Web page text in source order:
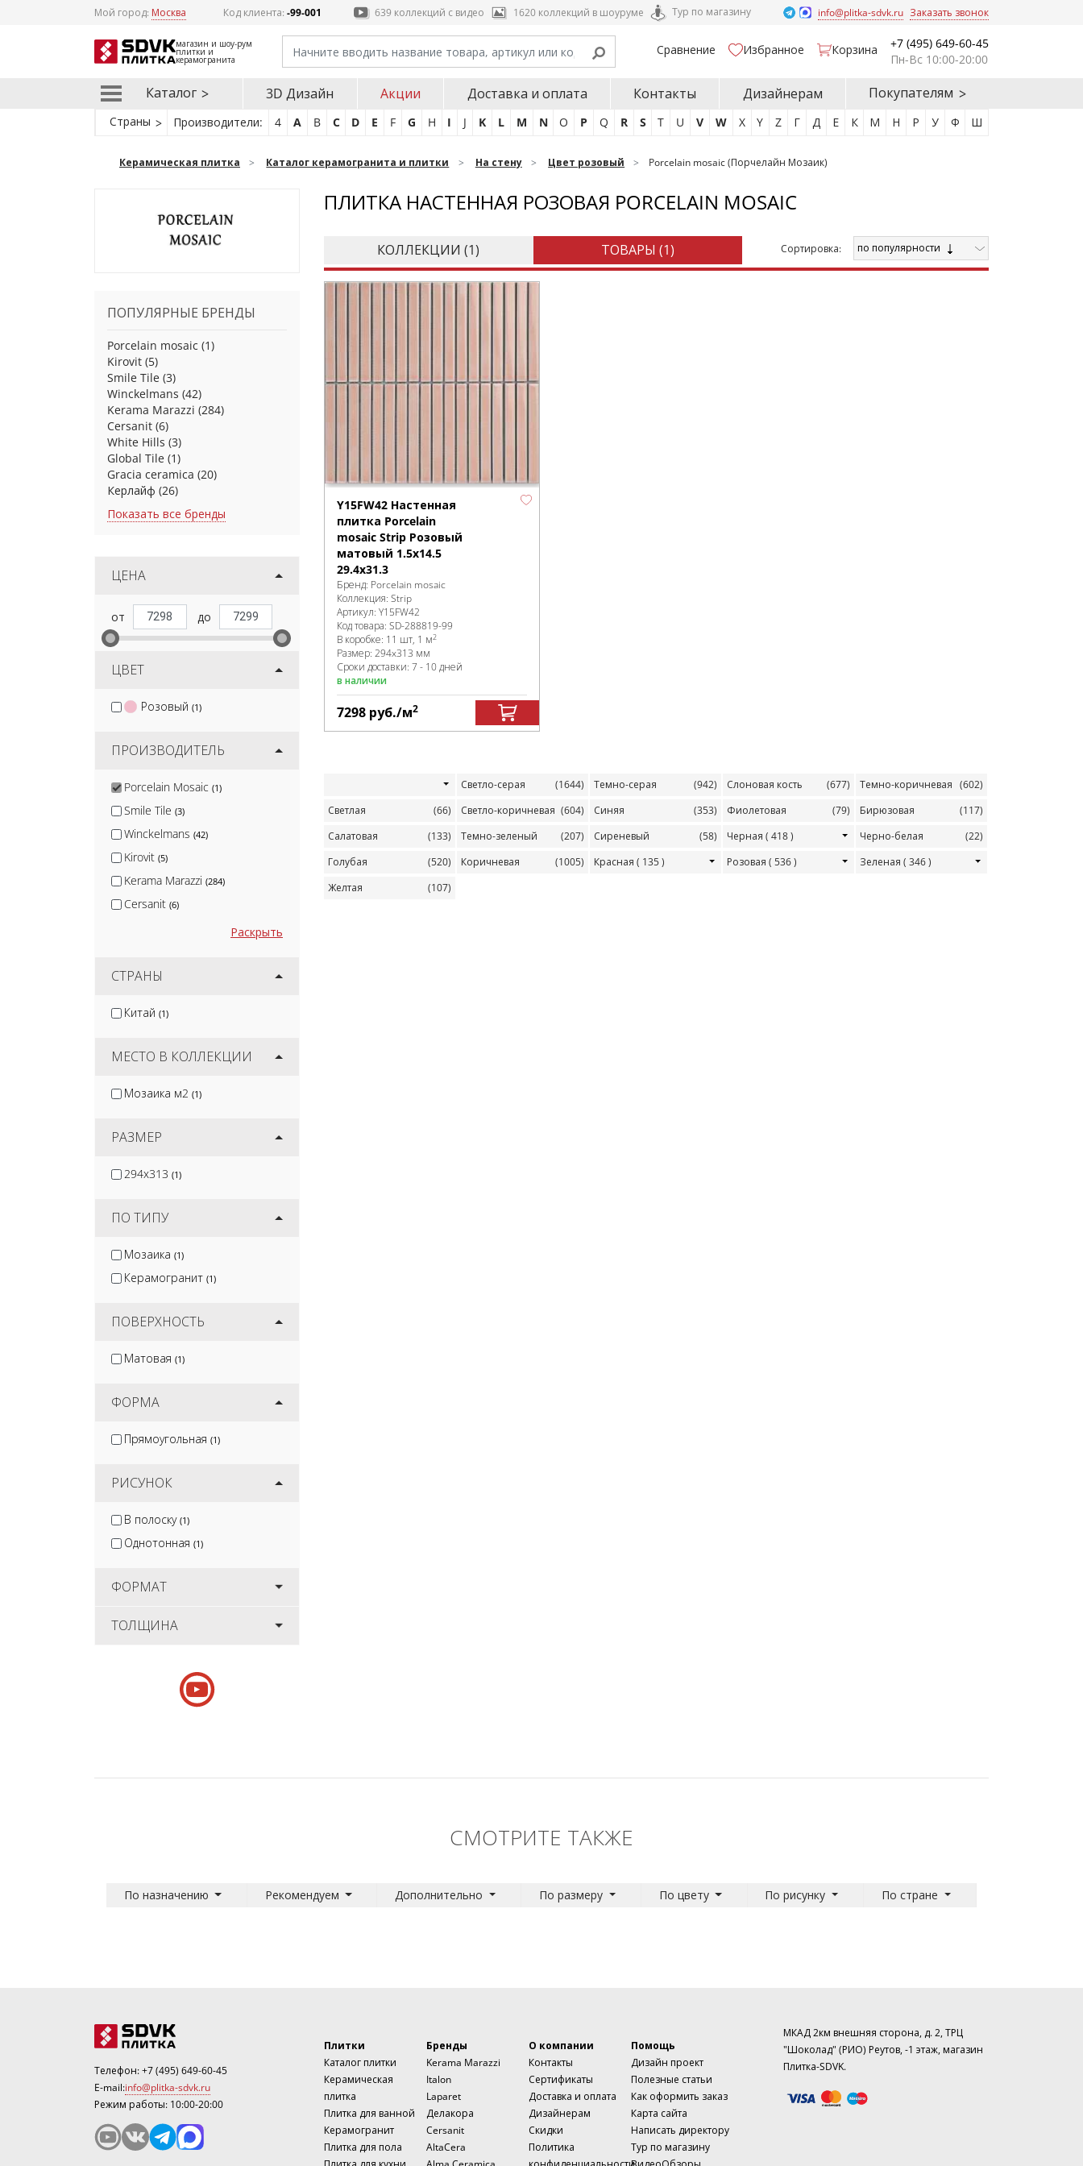
Мой город: Москва Код клиента:-99-001 639 коллекций с видео 1620 коллекций в шоуруме Тур по магазину info@plitka-sdvk.ru Заказать звонок
магазин и шоу-рум
плитки и
керамогранита
Сравнение Избранное Корзина
+7 (495) 649-60-45
Пн-Вс 10:00-20:00
Каталог 3D Дизайн Акции Доставка и оплата Контакты Дизайнерам Покупателям
Страны Производители: 4 A B C D E F G H I J K L M N O P Q R S T U V W X Y Z Г Д Е К М Н Р У Ф Ш
Керамическая плитка Каталог керамогранита и плитки На стену Цвет розовый Porcelain mosaic (Порчелайн Мозаик)
ПОПУЛЯРНЫЕ БРЕНДЫ
Porcelain mosaic (1)
Kirovit (5)
Smile Tile (3)
Winckelmans (42)
Kerama Marazzi (284)
Cersanit (6)
White Hills (3)
Global Tile (1)
Gracia ceramica (20)
Керлайф (26)
Показать все бренды
ЦЕНА
ЦВЕТ
Розовый (1)
ПРОИЗВОДИТЕЛЬ
Porcelain Mosaic (1)
Smile Tile (3)
Winckelmans (42)
Kirovit (5)
Kerama Marazzi (284)
Cersanit (6)
Gracia Ceramica
Monopole
Раскрыть
СТРАНЫ
Китай (1)
МЕСТО В КОЛЛЕКЦИИ
Мозаика м2 (1)
РАЗМЕР
294x313 (1)
ПО ТИПУ
Мозаика (1)
Керамогранит (1)
ПОВЕРХНОСТЬ
Матовая (1)
ФОРМА
Прямоугольная (1)
РИСУНОК
В полоску (1)
Однотонная (1)
ФОРМАТ
ТОЛЩИНА
ПЛИТКА НАСТЕННАЯ РОЗОВАЯ PORCELAIN MOSAIC
КОЛЛЕКЦИИ (1) ТОВАРЫ (1) Cортировка: по популярности
Y15FW42 Настенная
плитка Porcelain
mosaic Strip Розовый
матовый 1.5х14.5
29.4х31.3
Бренд: Porcelain mosaic
Коллекция: Strip
Артикул: Y15FW42
Код товара: SD-288819-99
В коробке: 11 шт, 1 м2
Размер: 294x313 мм
Сроки доставки: 7 - 10 дней
в наличии
7298 руб./м2
Светло-серая (1644) Темно-серая (942) Слоновая кость (677) Темно-коричневая (602)
Светлая
(66) Светло-коричневая (604) Синяя (353) Фиолетовая (79) Бирюзовая
(117)
Салатовая
(133) Темно-зеленый (207) Сиреневый (58) Черная ( 418 ) Черно-белая
(22)
Голубая
(520) Коричневая (1005) Красная ( 135 ) Розовая ( 536 ) Зеленая ( 346 )
Желтая
(107)
СМОТРИТЕ ТАКЖЕ
По назначению Рекомендуем Дополнительно По размеру По цвету По рисунку По стране
Телефон:+7 (495) 649-60-45
E-mail:info@plitka-sdvk.ru
Режим работы: 10:00-20:00
Плитки
Каталог плитки
Керамическая
плитка
Плитка для ванной
Керамогранит
Плитка для пола
Бренды
Kerama Marazzi
Italon
Laparet
Делакора
Cersanit
AltaCera
О компании
Контакты
Сертификаты
Доставка и оплата
Дизайнерам
Скидки
Политика
Помощь
Дизайн проект
Полезные статьи
Как оформить заказ
Карта сайта
Написать директору
Тур по магазину
МКАД 2км внешняя сторона, д. 2, ТРЦ
"Шоколад" (РИО) Реутов, -1 этаж, магазин
Плитка-SDVK.